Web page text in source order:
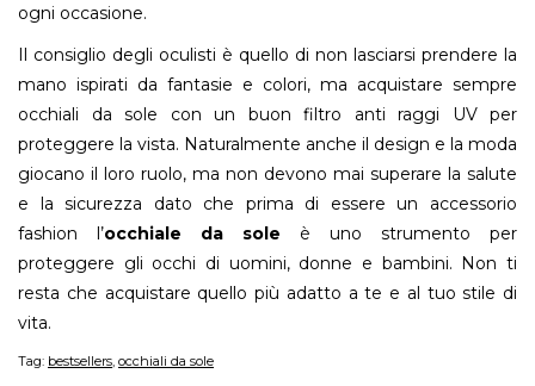
ogni occasione.
Il consiglio degli oculisti è quello di non lasciarsi prendere la
mano ispirati da fantasie e colori, ma acquistare sempre
occhiali da sole con un buon filtro anti raggi UV per
proteggere la vista. Naturalmente anche il design e la moda
giocano il loro ruolo, ma non devono mai superare la salute
e la sicurezza dato che prima di essere un accessorio
fashion l’occhiale da sole è uno strumento per
proteggere gli occhi di uomini, donne e bambini. Non ti
resta che acquistare quello più adatto a te e al tuo stile di
vita.
Tag: bestsellers occhiali da sole